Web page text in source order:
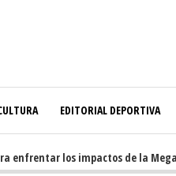
EDITORIAL DEPORTIVA
enfrentar los impactos de la